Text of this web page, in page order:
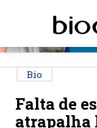
Bio
Falta de
atrapalha